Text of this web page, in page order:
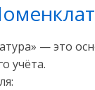
— это
учёта.